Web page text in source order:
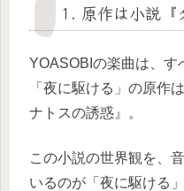
1. 原作は小説『
YOASOBIの楽曲は、す
「夜に駆ける」の原作
ナトスの誘惑』。
この小説の世界観を、
いるのが「夜に駆ける